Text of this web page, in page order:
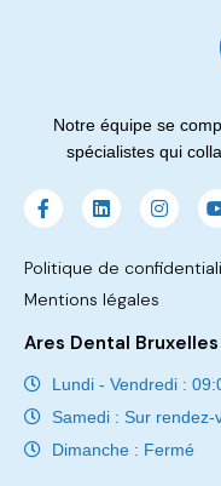
Notre équipe se
spécialistes qui
Politique de
Mentions légales
Ares Dental
Lundi - Vendredi :
Samedi : Sur rendez-
Dimanche : Fermé